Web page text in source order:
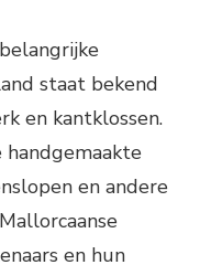
staat bekend
en kantklossen.
en andere
en hun